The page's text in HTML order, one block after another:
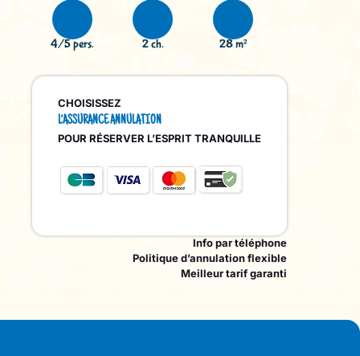
4/5 pers. 2 ch. 28 m²
CHOISISSEZ
L’ASSURANCE ANNULATION
POUR RÉSERVER L’ESPRIT TRANQUILLE
Info par téléphone
Politique d’annulation flexible
Meilleur tarif garanti